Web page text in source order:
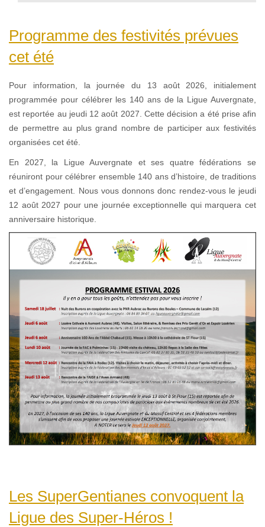
Programme des festivités prévues
cet été
Pour information, la journée du 13 août 2026, initialement
programmée pour célébrer les 140 ans de la Ligue Auvergnate,
est reportée au jeudi 12 août 2027. Cette décision a été prise afin
de permettre au plus grand nombre de participer aux festivités
organisées cet été.
En 2027, la Ligue Auvergnate et ses quatre fédérations se
réuniront pour célébrer ensemble 140 ans d’histoire, de traditions
et d’engagement. Nous vous donnons donc rendez-vous le jeudi
12 août 2027 pour une journée exceptionnelle qui marquera cet
anniversaire historique.
Les SuperGentianes convoquent la
Ligue des Super-Héros !